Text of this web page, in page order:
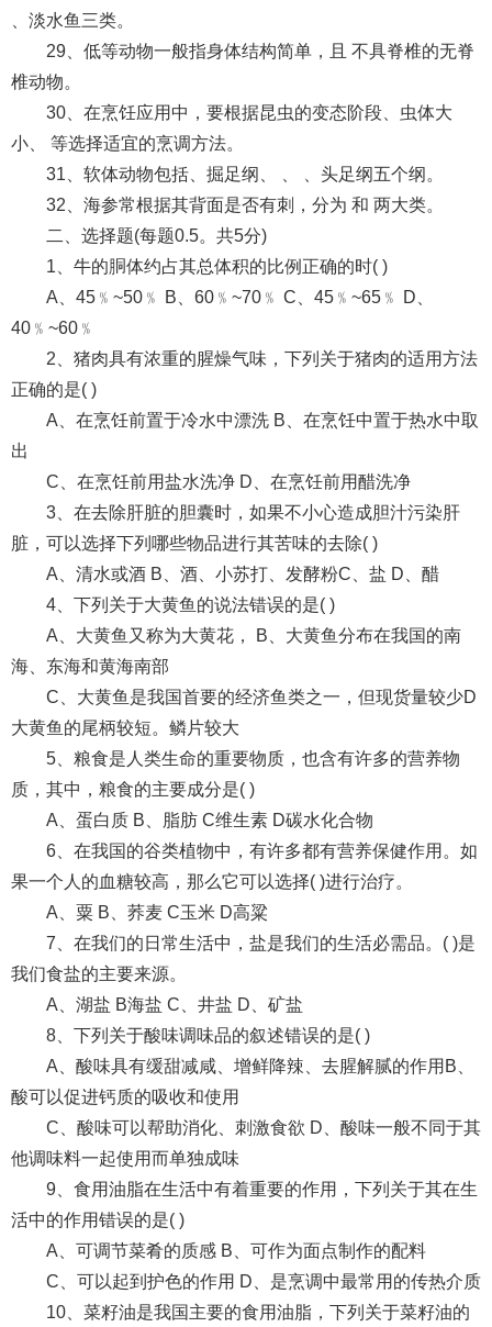
、淡水鱼三类。
29、低等动物一般指身体结构简单，且 不具脊椎的无脊
椎动物。
30、在烹饪应用中，要根据昆虫的变态阶段、虫体大
小、 等选择适宜的烹调方法。
31、软体动物包括、掘足纲、 、 、头足纲五个纲。
32、海参常根据其背面是否有刺，分为 和 两大类。
二、选择题(每题0.5。共5分)
1、牛的胴体约占其总体积的比例正确的时( )
A、45﹪~50﹪ B、60﹪~70﹪ C、45﹪~65﹪ D、
40﹪~60﹪
2、猪肉具有浓重的腥燥气味，下列关于猪肉的适用方法
正确的是( )
A、在烹饪前置于冷水中漂洗 B、在烹饪中置于热水中取
出
C、在烹饪前用盐水洗净 D、在烹饪前用醋洗净
3、在去除肝脏的胆囊时，如果不小心造成胆汁污染肝
脏，可以选择下列哪些物品进行其苦味的去除( )
A、清水或酒 B、酒、小苏打、发酵粉C、盐 D、醋
4、下列关于大黄鱼的说法错误的是( )
A、大黄鱼又称为大黄花， B、大黄鱼分布在我国的南
海、东海和黄海南部
C、大黄鱼是我国首要的经济鱼类之一，但现货量较少D
大黄鱼的尾柄较短。鳞片较大
5、粮食是人类生命的重要物质，也含有许多的营养物
质，其中，粮食的主要成分是( )
A、蛋白质 B、脂肪 C维生素 D碳水化合物
6、在我国的谷类植物中，有许多都有营养保健作用。如
果一个人的血糖较高，那么它可以选择( )进行治疗。
A、粟 B、荞麦 C玉米 D高粱
7、在我们的日常生活中，盐是我们的生活必需品。( )是
我们食盐的主要来源。
A、湖盐 B海盐 C、井盐 D、矿盐
8、下列关于酸味调味品的叙述错误的是( )
A、酸味具有缓甜减咸、增鲜降辣、去腥解腻的作用B、
酸可以促进钙质的吸收和使用
C、酸味可以帮助消化、刺激食欲 D、酸味一般不同于其
他调味料一起使用而单独成味
9、食用油脂在生活中有着重要的作用，下列关于其在生
活中的作用错误的是( )
A、可调节菜肴的质感 B、可作为面点制作的配料
C、可以起到护色的作用 D、是烹调中最常用的传热介质
10、菜籽油是我国主要的食用油脂，下列关于菜籽油的